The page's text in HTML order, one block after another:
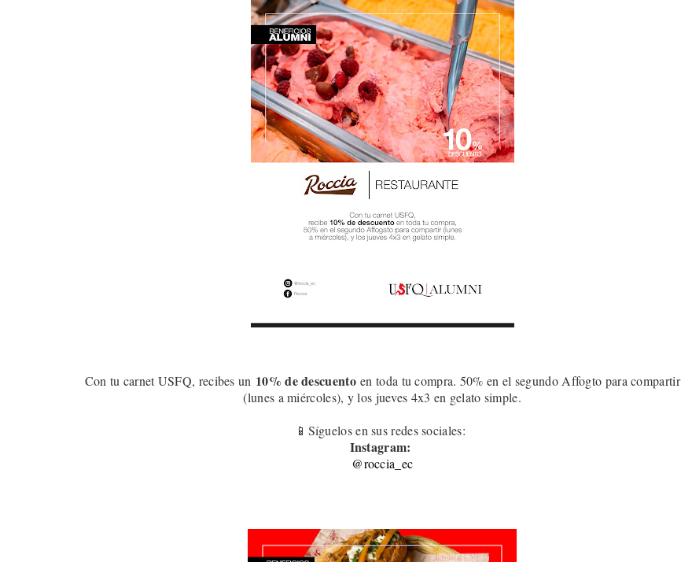
Con tu carnet USFQ, recibes un 10% de descuentoen toda tu compra. 50% en el segundo Affogto para compartir
(lunes a miércoles), y los jueves 4x3 en gelato simple.
📱Síguelos en sus redes sociales:
Instagram:
@roccia_ec